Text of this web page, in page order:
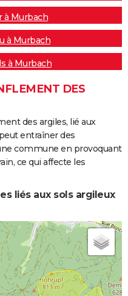
à Murbach
à Murbach
à Murbach
DES
des argiles, lié aux
entraîner des
commune en provoquant
ce qui affecte les
liés aux sols argileux